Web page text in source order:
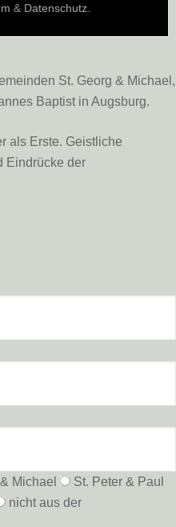
& Datenschutz.
St. Georg & Michael,
Baptist in Augsburg.
als Erste. Geistliche
Eindrücke der
Michael
St. Peter & Paul
nicht aus der